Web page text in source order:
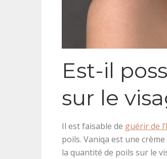
Est-il
sur le
Il est faisable de guérir de
poils. Vaniqa est une
la quantité de poils sur le